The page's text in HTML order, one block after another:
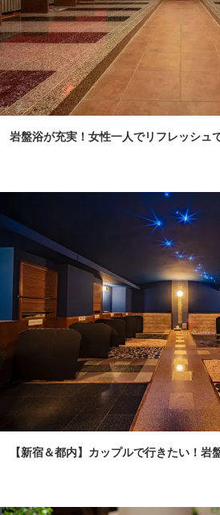
岩盤浴が充実！女性一人でリフレッシュ
【新宿＆都内】カップルで行きたい！岩